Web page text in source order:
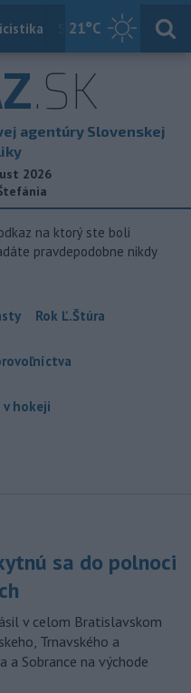
21°C
Slovensko
.SK
agentúry Slovenskej
2026
na ktorý ste boli
pravdepodobne nikdy
Rok Ľ.Štúra
v hokeji
sa do polnoci
v celom Bratislavskom
Trnavského a
a Sobrance na východe